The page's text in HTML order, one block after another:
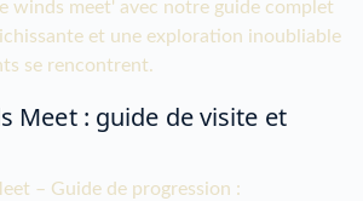
Meet : guide de visite et
– Guide de progression :